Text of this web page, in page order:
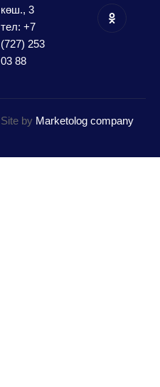
көш., 3
тел: +7
(727) 253
03 88
Site by Marketolog company